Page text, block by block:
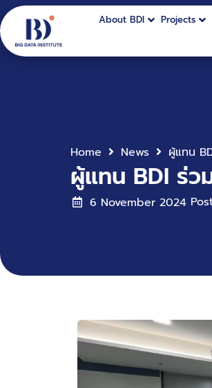
About BDI Projects
Home News
ผู้แทน BDI ร่ว
6 November 2024